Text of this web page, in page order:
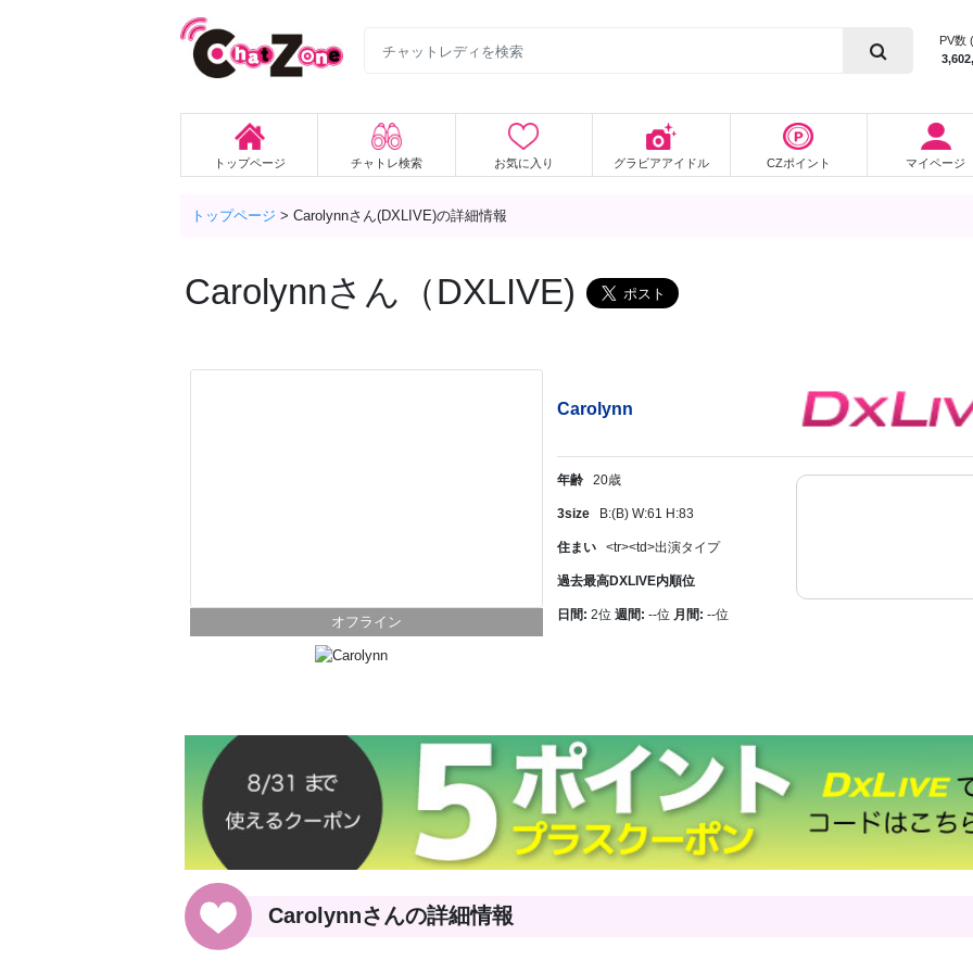
PV数
トップページ チャトレ検索 お気に入り グラビアアイドル CZポイント マイページ
トップページ > Carolynnさん(DXLIVE)の詳細情報
Carolynnさん（DXLIVE)
オフライン
Carolynn
年齢20歳
3sizeB:(B) W:61 H:83
住まい<tr><td>出演タイプ
過去最高DXLIVE内順位
日間: 2位 週間: --位 月間: --位
Carolynnさんの詳細情報